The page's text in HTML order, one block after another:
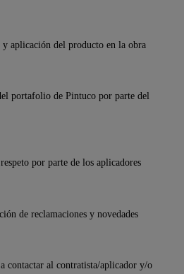
aplicación del producto en la obra
portafolio de Pintuco por parte del
por parte de los aplicadores
de reclamaciones y novedades
contactar al contratista/aplicador y/o